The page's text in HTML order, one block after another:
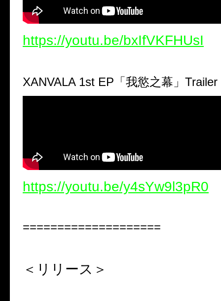
https://youtu.be/bxIfVKFHUsI
XANVALA 1st EP 「我慾之幕」 Trailer
https://youtu.be/y4sYw9l3pR0
====================
＜リリース＞